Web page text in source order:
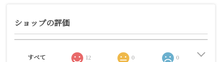
ショップの評価
すべて 12 0 0